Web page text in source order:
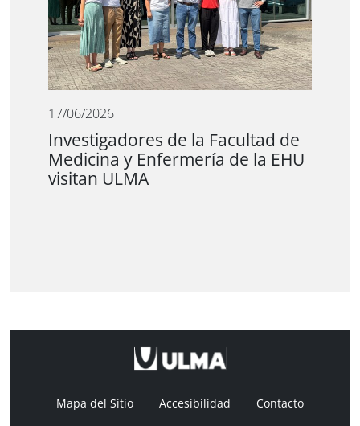
17/06/2026
Investigadores de la Facultad de
Medicina y Enfermería de la EHU
visitan ULMA
Mapa del Sitio Accesibilidad Contacto